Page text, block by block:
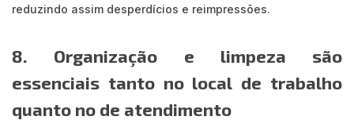
reduzindo assim desperdícios e reimpressões.
8. Organização e limpeza são
essenciais tanto no local de trabalho
quanto no de atendimento